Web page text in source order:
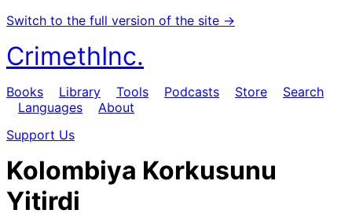
Switch to the full version of the site →
CrimethInc.
Books Library Tools Podcasts Store
Search
Languages
About
Support Us
Kolombiya Korkusunu
Yitirdi